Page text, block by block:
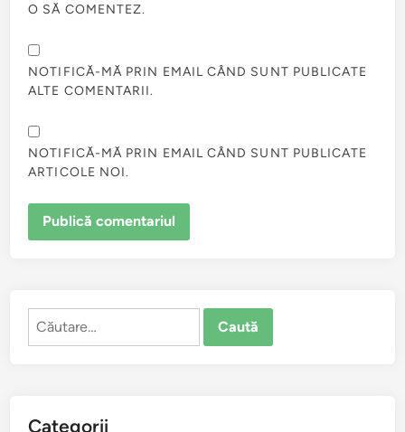
O SĂ COMENTEZ.
NOTIFICĂ-MĂ PRIN EMAIL CÂND SUNT PUBLICATE
ALTE COMENTARII.
NOTIFICĂ-MĂ PRIN EMAIL CÂND SUNT PUBLICATE
ARTICOLE NOI.
Caută
Categorii